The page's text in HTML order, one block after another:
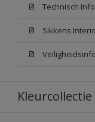
Technisch
Kleurcollectie